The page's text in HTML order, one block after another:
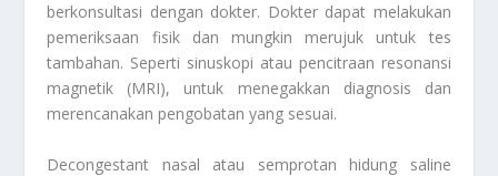
berkonsultasi dengan dokter. Dokter dapat melakukan
pemeriksaan fisik dan mungkin merujuk untuk tes
tambahan. Seperti sinuskopi atau pencitraan resonansi
magnetik (MRI), untuk menegakkan diagnosis dan
merencanakan pengobatan yang sesuai.
Decongestant nasal atau semprotan hidung saline